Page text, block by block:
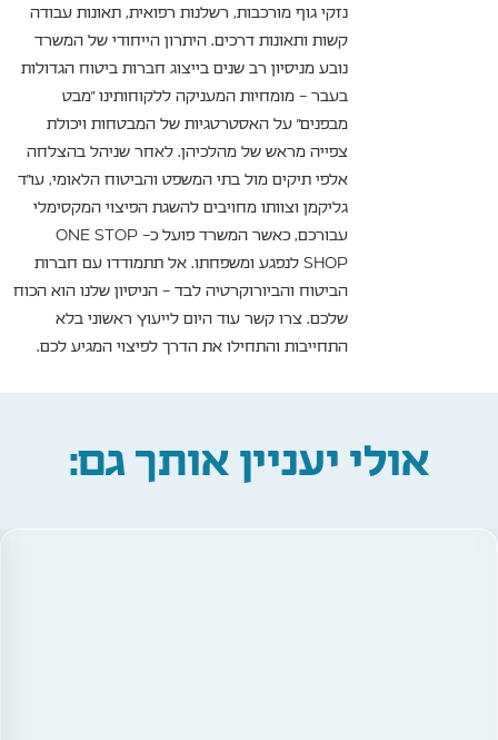
נזקי גוף מורכבות, רשלנות רפואית, תאונות עבודה
קשות ותאונות דרכים. היתרון הייחודי של המשרד
נובע מניסיון רב שנים בייצוג חברות ביטוח הגדולות
בעבר – מומחיות המעניקה ללקוחותינו "מבט
מבפנים" על האסטרטגיות של המבטחות ויכולת
צפייה מראש של מהלכיהן. לאחר שניהל בהצלחה
אלפי תיקים מול בתי המשפט והביטוח הלאומי, עו"ד
גליקמן וצוותו מחויבים להשגת הפיצוי המקסימלי
עבורכם, כאשר המשרד פועל כ- ONE STOP
SHOP לנפגע ומשפחתו. אל תתמודדו עם חברות
הביטוח והביורוקרטיה לבד – הניסיון שלנו הוא הכוח
שלכם. צרו קשר עוד היום לייעוץ ראשוני בלא
התחייבות והתחילו את הדרך לפיצוי המגיע לכם.
אולי יעניין אותך גם: